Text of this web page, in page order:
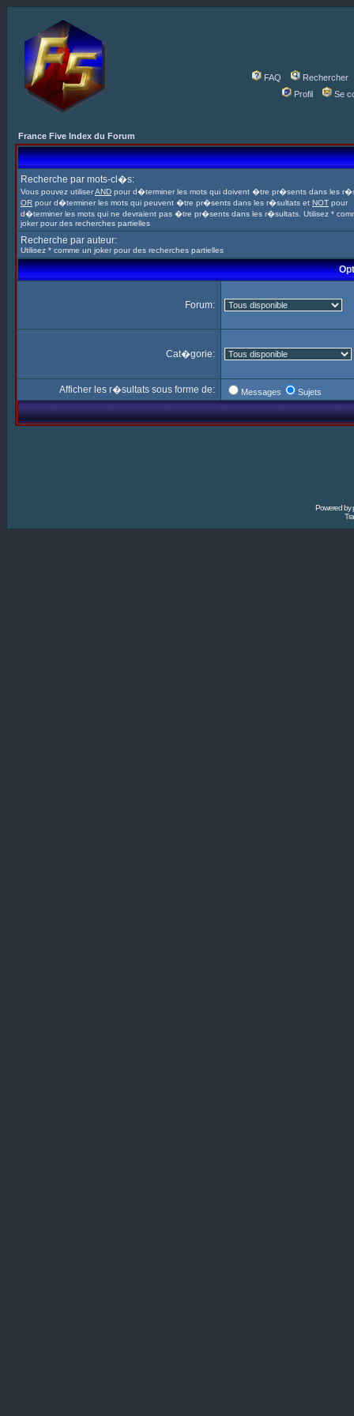
FAQ
Rechercher
Profil
Se
France Five Index du Forum
Recherche par mots-cl�s:
Vous pouvez utiliserAND pour d�terminer les mots qui doivent �tre pr�sents dans les
OR pour d�terminer les mots qui peuvent �tre pr�sents dans les r�sultats et NOT pour
d�terminer les mots qui ne devraient pas �tre pr�sents dans les r�sultats. Utilisez *
joker pour des recherches partielles
Recherche par auteur:
Utilisez * comme un joker pour des recherches partielles
Forum:
Cat�gorie:
Afficher les r�sultats sous forme de: Messages Sujets
Powered by